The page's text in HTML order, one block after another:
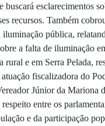
buscará esclarecimentos
recursos. Também
iluminação pública,
a falta de iluminação
rural e em Serra Pelada,
fiscalizadora do
Júnior da Mariona
entre os
e da participação